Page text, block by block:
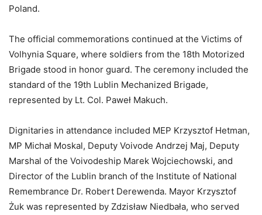
Poland.
The official commemorations continued at the Victims of
Volhynia Square, where soldiers from the 18th Motorized
Brigade stood in honor guard. The ceremony included the
standard of the 19th Lublin Mechanized Brigade,
represented by Lt. Col. Paweł Makuch.
Dignitaries in attendance included MEP Krzysztof Hetman,
MP Michał Moskal, Deputy Voivode Andrzej Maj, Deputy
Marshal of the Voivodeship Marek Wojciechowski, and
Director of the Lublin branch of the Institute of National
Remembrance Dr. Robert Derewenda. Mayor Krzysztof
Żuk was represented by Zdzisław Niedbała, who served